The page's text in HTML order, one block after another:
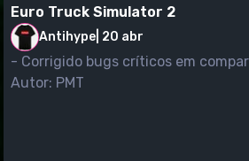
Euro Truck Simulator 2
Antihype 20 abr
- Corrigido bugs críticos em
Autor: PMT